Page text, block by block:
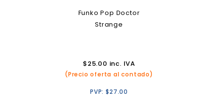
Funko Pop Doctor
Strange
$25.00 inc. IVA
(Precio oferta al contado)
PVP:$27.00